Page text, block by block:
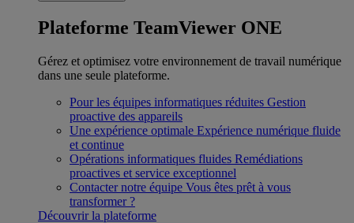
Plateforme TeamViewer ONE
Gérez et optimisez votre environnement de travail numérique
dans une seule plateforme.
Pour les équipes informatiques réduites Gestion
proactive des appareils
Une expérience optimale Expérience numérique fluide
et continue
Opérations informatiques fluides Remédiations
proactives et service exceptionnel
Contacter notre équipe Vous êtes prêt à vous
transformer ?
Découvrir la plateforme